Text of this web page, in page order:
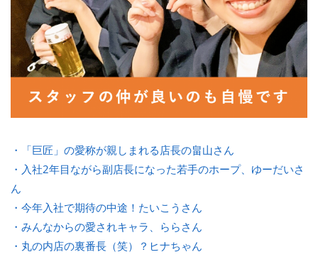
・「巨匠」の愛称が親しまれる店長の畠山さん
・入社2年目ながら副店長になった若手のホープ、ゆーだいさ
ん
・今年入社で期待の中途！たいこうさん
・みんなからの愛されキャラ、ららさん
・丸の内店の裏番長（笑）？ヒナちゃん